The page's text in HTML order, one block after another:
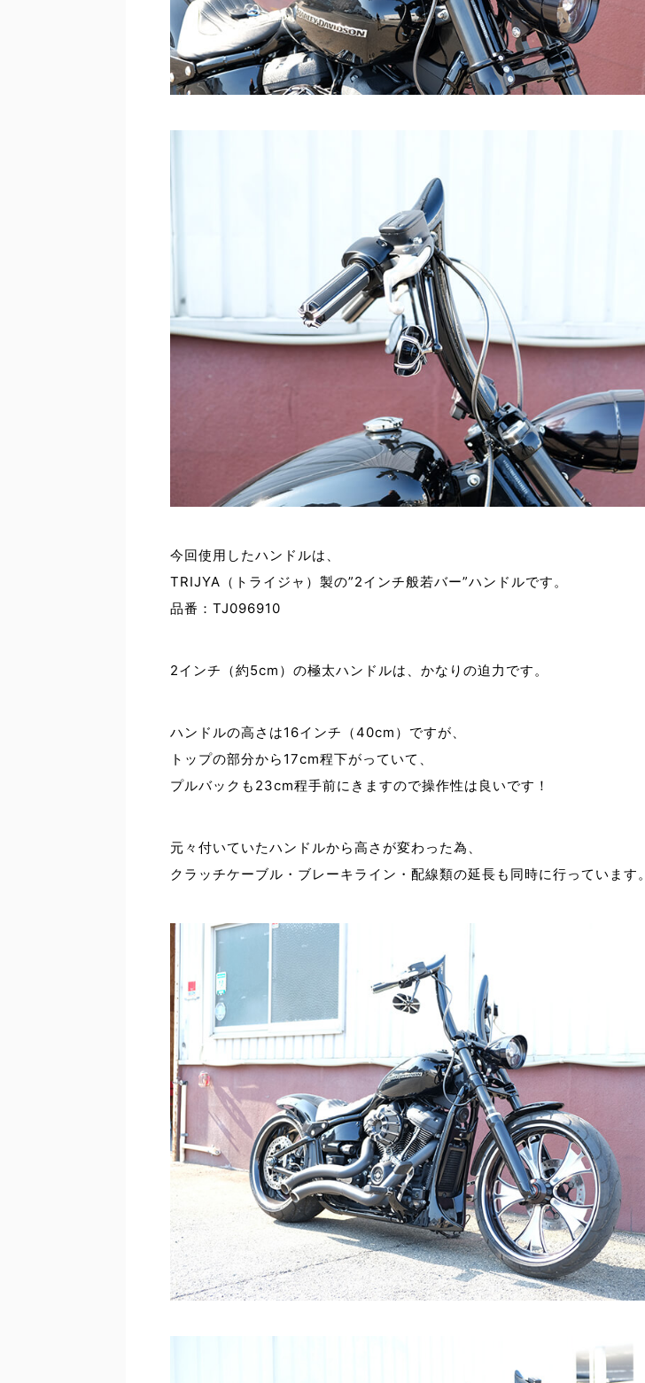
今回使用したハンドルは、
TRIJYA（トライジャ）製の”2インチ般若バー”ハンドルです。
品番：TJ096910
2インチ（約5cm）の極太ハンドルは、かなりの迫力です。
ハンドルの高さは16インチ（40cm）ですが、
トップの部分から17cm程下がっていて、
プルバックも23cm程手前にきますので操作性は良いです！
元々付いていたハンドルから高さが変わった為、
クラッチケーブル・ブレーキライン・配線類の延長も同時に行っています。